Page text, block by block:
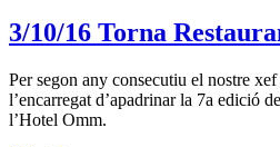
3/10/16 Torna
Per segon any consecutiu el nostre
l’encarregat d’apadrinar la 7a edició
l’Hotel Omm.